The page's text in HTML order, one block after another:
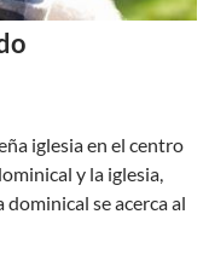
iglesia en el centro
y la iglesia,
se acerca al